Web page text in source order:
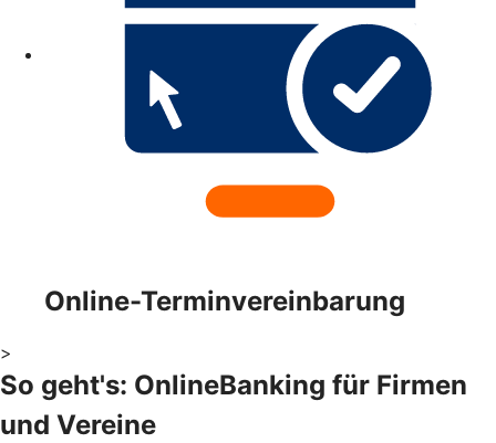
Online-Terminvereinbarung
>
So geht's: OnlineBanking für Firmen
und Vereine